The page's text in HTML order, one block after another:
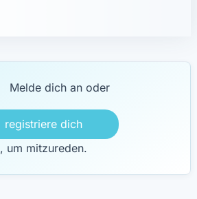
Melde dich an oder
registriere dich
, um mitzureden.